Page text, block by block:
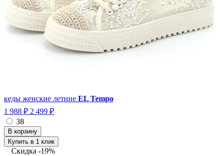
кеды женские летние EL Tempo
1 988 ₽ 2 499 ₽
38
Купить в 1 клик
Скидка -19%